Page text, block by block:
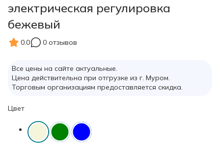
электрическая регулировка
бежевый
0.0 0 отзывов
Все цены на сайте актуальные.
Цена действительна при отгрузке из г. Муром.
Торговым организациям предоставляется скидка.
Цвет